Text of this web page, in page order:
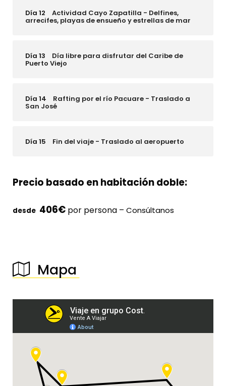
Día 12 Actividad Cayo Zapatilla - Delfines,
arrecifes, playas de ensueño y estrellas de mar
Día 13 Día libre para disfrutar del Caribe de
Puerto Viejo
Día 14 Rafting por el río Pacuare - Traslado a
San José
Día 15 Fin del viaje - Traslado al aeropuerto
Precio basado en habitación doble:
desde 406€ por persona – Consúltanos
Mapa
────────────